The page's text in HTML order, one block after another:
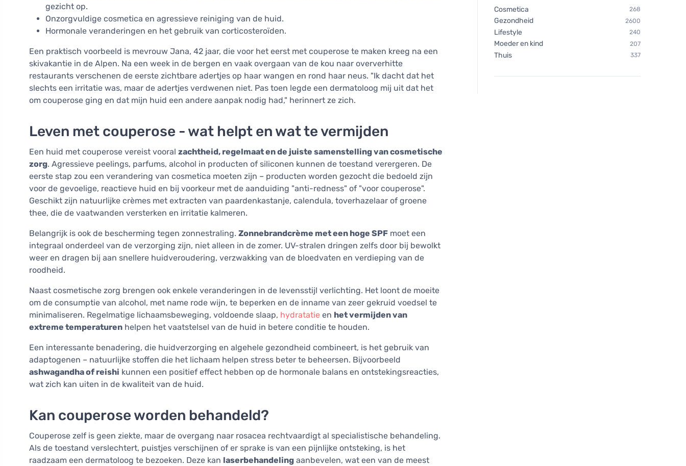
gezicht op.
Onzorgvuldige cosmetica en agressieve reiniging van de huid.
Hormonale veranderingen en het gebruik van corticosteroïden.
Een praktisch voorbeeld is mevrouw Jana, 42 jaar, die voor het eerst met couperose te maken kreeg na een
skivakantie in de Alpen. Na een week in de bergen en vaak overgaan van de kou naar oververhitte
restaurants verschenen de eerste zichtbare adertjes op haar wangen en rond haar neus. "Ik dacht dat het
slechts een irritatie was, maar de adertjes verdwenen niet. Pas toen legde een dermatoloog mij uit dat het
om couperose ging en dat mijn huid een andere aanpak nodig had," herinnert ze zich.
Leven met couperose - wat helpt en wat te vermijden
Een huid met couperose vereist vooral zachtheid, regelmaat en de juiste samenstelling van cosmetische
zorg. Agressieve peelings, parfums, alcohol in producten of siliconen kunnen de toestand verergeren. De
eerste stap zou een verandering van cosmetica moeten zijn – producten worden gezocht die bedoeld zijn
voor de gevoelige, reactieve huid en bij voorkeur met de aanduiding "anti-redness" of "voor couperose".
Geschikt zijn natuurlijke crèmes met extracten van paardenkastanje, calendula, toverhazelaar of groene
thee, die de vaatwanden versterken en irritatie kalmeren.
Belangrijk is ook de bescherming tegen zonnestraling. Zonnebrandcrème met een hoge SPF moet een
integraal onderdeel van de verzorging zijn, niet alleen in de zomer. UV-stralen dringen zelfs door bij bewolkt
weer en dragen bij aan snellere huidveroudering, verzwakking van de bloedvaten en verdieping van de
roodheid.
Naast cosmetische zorg brengen ook enkele veranderingen in de levensstijl verlichting. Het loont de moeite
om de consumptie van alcohol, met name rode wijn, te beperken en de inname van zeer gekruid voedsel te
minimaliseren. Regelmatige lichaamsbeweging, voldoende slaap, hydratatie en het vermijden van
extreme temperaturen helpen het vaatstelsel van de huid in betere conditie te houden.
Een interessante benadering, die huidverzorging en algehele gezondheid combineert, is het gebruik van
adaptogenen – natuurlijke stoffen die het lichaam helpen stress beter te beheersen. Bijvoorbeeld
ashwagandha of reishi kunnen een positief effect hebben op de hormonale balans en ontstekingsreacties,
wat zich kan uiten in de kwaliteit van de huid.
Kan couperose worden behandeld?
Couperose zelf is geen ziekte, maar de overgang naar rosacea rechtvaardigt al specialistische behandeling.
Als de toestand verslechtert, puistjes verschijnen of er sprake is van een pijnlijke ontsteking, is het
raadzaam een dermatoloog te bezoeken. Deze kan laserbehandeling aanbevelen, wat een van de meest
Cosmetica 268
Gezondheid 2600
Lifestyle 240
Moeder en kind 207
Thuis 337